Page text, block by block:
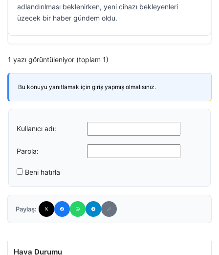
adlandırılması beklenirken, yeni cihazı bekleyenleri
üzecek bir haber gündem oldu.
1 yazı görüntüleniyor (toplam 1)
Bu konuyu yanıtlamak için giriş yapmış olmalısınız.
Kullanıcı adı:
Parola:
Beni hatırla
Paylaş:
Hava Durumu